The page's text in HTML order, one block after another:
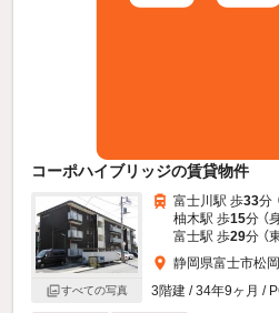
コーポハイブリッジの賃貸物件
すべての写真
富士川駅 歩33分
柚木駅 歩15分 （
富士駅 歩29分 （
静岡県富士市松岡
3階建 / 34年9ヶ月 /